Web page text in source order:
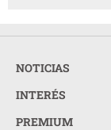
NOTICIAS
INTERÉS
PREMIUM